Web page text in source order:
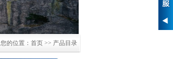
您的位置：首页 >> 产品目录